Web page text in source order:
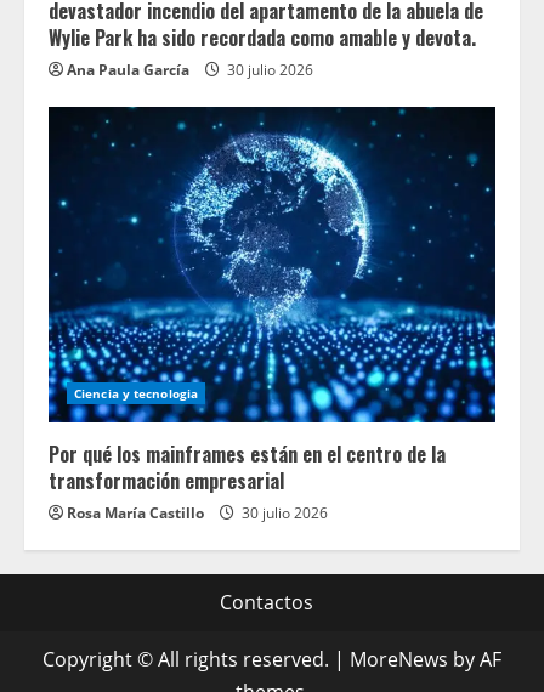
devastador incendio del apartamento de la abuela de
Wylie Park ha sido recordada como amable y devota.
Ana Paula García 30 julio 2026
Ciencia y tecnologia
Por qué los mainframes están en el centro de la
transformación empresarial
Rosa María Castillo 30 julio 2026
Contactos
Copyright © All rights reserved. | MoreNews by AF